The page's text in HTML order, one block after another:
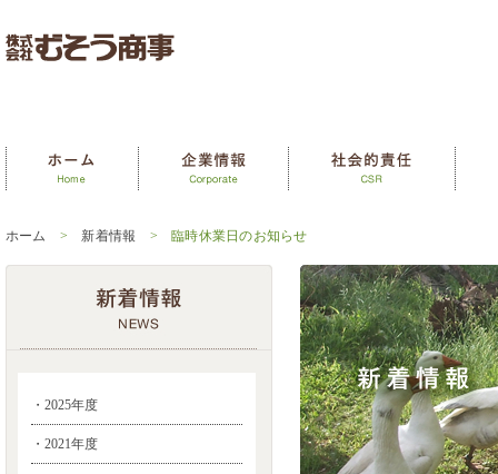
ホーム > 新着情報 > 臨時休業日のお知らせ
・2025年度
・2021年度